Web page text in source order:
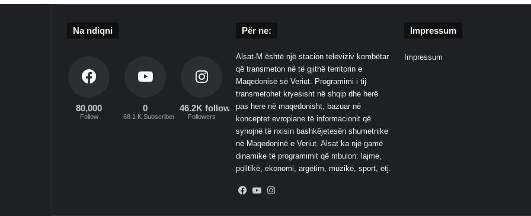
Na ndiqni
80,000
Follow
0
68.1 K Subscribers
46.2K followers
Followers
Për ne:
Alsat-M është një stacion televiziv kombëtar
që transmeton në të gjithë territorin e
Maqedonisë së Veriut. Programimi i tij
transmetohet kryesisht në shqip dhe herë
pas here në maqedonisht, bazuar në
konceptet evropiane të informacionit që
synojnë të nxisin bashkëjetesën shumetnike
në Maqedoninë e Veriut. Alsat ka një gamë
dinamike të programimit që mbulon: lajme,
politikë, ekonomi, argëtim, muzikë, sport, etj.
Facebook
YouTube
Impressum
Impressum